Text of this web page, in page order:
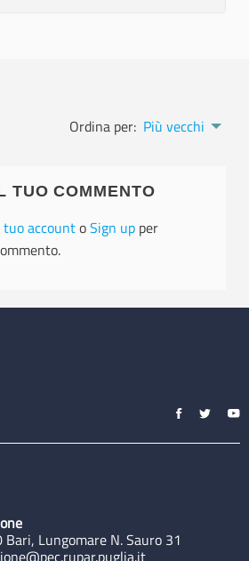
Ordina per: Più vecchi
TUO COMMENTO
tuo accountoSign up per
Lungomare N. Sauro 31